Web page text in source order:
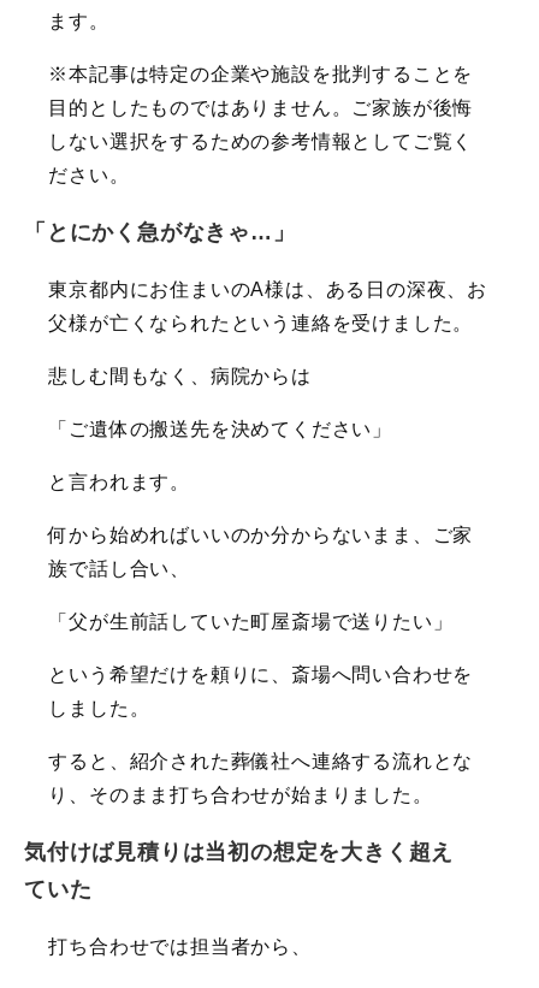
ます。
※本記事は特定の企業や施設を批判することを
目的としたものではありません。ご家族が後悔
しない選択をするための参考情報としてご覧く
ださい。
「とにかく急がなきゃ…」
東京都内にお住まいのA様は、ある日の深夜、お
父様が亡くなられたという連絡を受けました。
悲しむ間もなく、病院からは
「ご遺体の搬送先を決めてください」
と言われます。
何から始めればいいのか分からないまま、ご家
族で話し合い、
「父が生前話していた町屋斎場で送りたい」
という希望だけを頼りに、斎場へ問い合わせを
しました。
すると、紹介された葬儀社へ連絡する流れとな
り、そのまま打ち合わせが始まりました。
気付けば見積りは当初の想定を大きく超え
ていた
打ち合わせでは担当者から、